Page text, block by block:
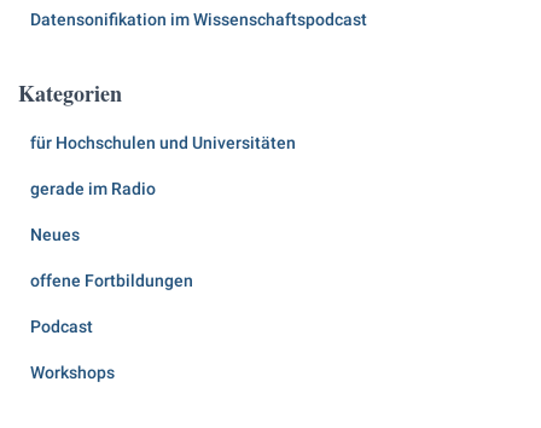
Datensonifikation im Wissenschaftspodcast
Kategorien
für Hochschulen und Universitäten
gerade im Radio
Neues
offene Fortbildungen
Podcast
Workshops